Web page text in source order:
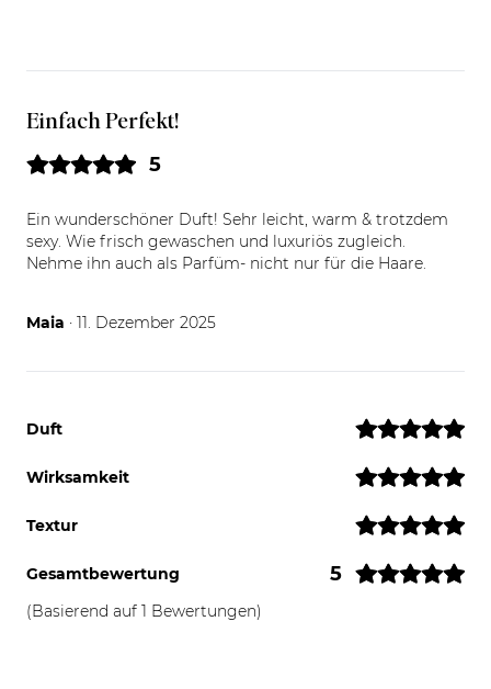
Einfach Perfekt!
5
Ein wunderschöner Duft! Sehr leicht, warm & trotzdem
sexy. Wie frisch gewaschen und luxuriös zugleich.
Nehme ihn auch als Parfüm- nicht nur für die Haare.
Maia 11.12.25
· 11. Dezember 2025
Duft
Wirksamkeit
Textur
Gesamtbewertung 5
(Basierend auf 1 Bewertungen)